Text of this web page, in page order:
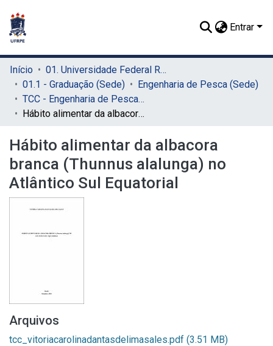
Entrar
Início
01. Universidade Federal Rural de Pernambuco - UFRPE (Sede)
01.1 - Graduação (Sede)
Engenharia de Pesca (Sede)
TCC - Engenharia de Pesca (Sede)
Hábito alimentar da albacora branca (Thunnus alalunga) no Atlântico Sul Equatorial
Hábito alimentar da albacora
branca (Thunnus alalunga) no
Atlântico Sul Equatorial
Arquivos
tcc_vitoriacarolinadantasdelimasales.pdf (3.51 MB)